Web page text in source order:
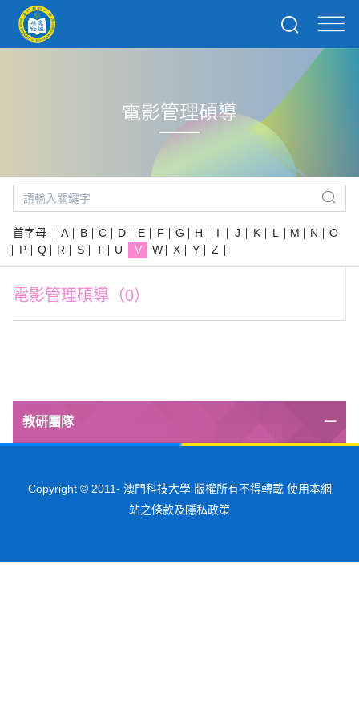
電影管理碩導
首字母 A B C D E F G H I J K L M N
O
P
Q R S T U V W X Y Z
電影管理碩導（0）
教研團隊
Copyright © 2011- 澳門科技大學 版權所有不得轉載 使用本網
站之條款及隱私政策